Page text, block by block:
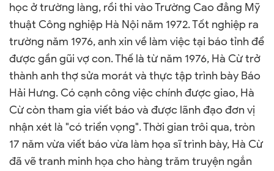
học ở trường làng, rồi thi vào Trường Cao đẳng Mỹ
thuật Công nghiệp Hà Nội năm 1972. Tốt nghiệp ra
trường năm 1976, anh xin về làm việc tại báo tỉnh để
được gần gũi vợ con. Thế là từ năm 1976, Hà Cừ trở
thành anh thợ sửa morát và thực tập trình bày Báo
Hải Hưng. Có cạnh công việc chính được giao, Hà
Cừ còn tham gia viết báo và được lãnh đạo đơn vị
nhận xét là "có triển vọng". Thời gian trôi qua, tròn
17 năm vừa viết báo vừa làm họa sĩ trình bày, Hà Cừ
đã vẽ tranh minh họa cho hàng trăm truyện ngắn